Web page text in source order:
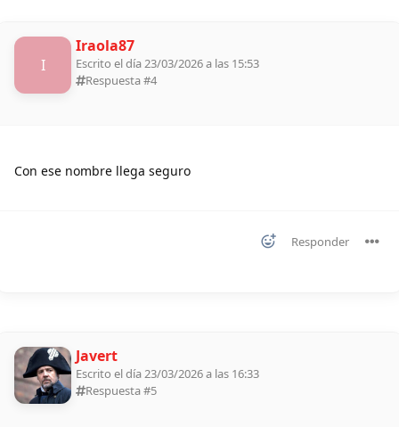
I
Iraola87
Escrito el día 23/03/2026 a las 15:53
Respuesta #4
Con ese nombre llega seguro
Responder
Javert
Escrito el día 23/03/2026 a las 16:33
Respuesta #5